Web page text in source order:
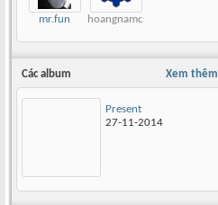
mr.fun hoangnamcnc
Xem thêm
Các album
Present
27-11-2014